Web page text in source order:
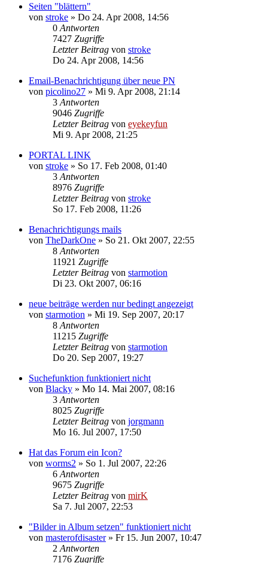
Seiten "blättern"
von stroke » Do 24. Apr 2008, 14:56
0 Antworten
7427 Zugriffe
Letzter Beitrag von stroke
Do 24. Apr 2008, 14:56
Email-Benachrichtigung über neue PN
von picolino27 » Mi 9. Apr 2008, 21:14
3 Antworten
9046 Zugriffe
Letzter Beitrag von eyekeyfun
Mi 9. Apr 2008, 21:25
PORTAL LINK
von stroke » So 17. Feb 2008, 01:40
3 Antworten
8976 Zugriffe
Letzter Beitrag von stroke
So 17. Feb 2008, 11:26
Benachrichtigungs mails
von TheDarkOne » So 21. Okt 2007, 22:55
8 Antworten
11921 Zugriffe
Letzter Beitrag von starmotion
Di 23. Okt 2007, 06:16
neue beiträge werden nur bedingt angezeigt
von starmotion » Mi 19. Sep 2007, 20:17
8 Antworten
11215 Zugriffe
Letzter Beitrag von starmotion
Do 20. Sep 2007, 19:27
Suchefunktion funktioniert nicht
von Blacky » Mo 14. Mai 2007, 08:16
3 Antworten
8025 Zugriffe
Letzter Beitrag von jorgmann
Mo 16. Jul 2007, 17:50
Hat das Forum ein Icon?
von worms2 » So 1. Jul 2007, 22:26
6 Antworten
9675 Zugriffe
Letzter Beitrag von mirK
Sa 7. Jul 2007, 22:53
"Bilder in Album setzen" funktioniert nicht
von masterofdisaster» Fr 15. Jun 2007, 10:47
2 Antworten
7176 Zugriffe